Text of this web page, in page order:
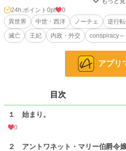
66,374 位 / 66,374 件
お気に入り 3
24h.ポイント 0 pt
2025.01.19 06:00
2025.01.05 06:00
初回完結日時
週間ポイント
月間ポイント 35 pt (89,285 位)
24h.ポイント 0pt
0
異世界
中世・西洋 ノーチェ 逆行
滅亡
王妃 内政・外交 conspiracy
アプリ
目次
１ 始まり。
0
２ アントワネット・マリー伯爵令嬢